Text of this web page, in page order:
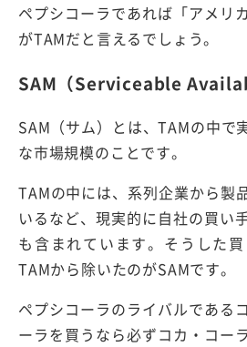
ペプシコーラであれば「アメリ
がTAMだと言えるでしょう。
SAM（Serviceable
SAM（サム）とは、TAMの中で
な市場規模のことです。
TAMの中には、系列企業から製
いるなど、現実的に自社の買い
も含まれています。そうした
TAMから除いたのがSAMです。
ペプシコーラのライバルである
ーラを買うなら必ずコカ・コー